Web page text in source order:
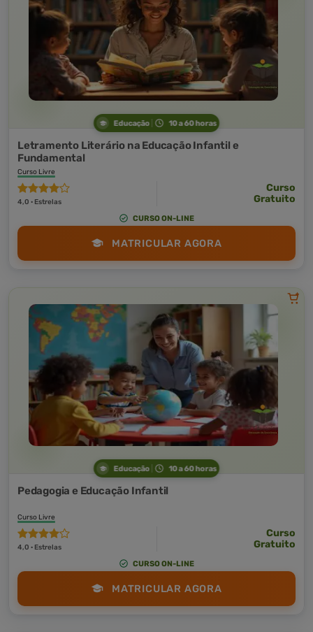
Educação 10 a 60 horas
Letramento Literário na Educação Infantil e
Fundamental
Curso Livre
4,0 · Estrelas
Curso
Gratuito
CURSO ON-LINE
MATRICULAR AGORA
Educação 10 a 60 horas
Pedagogia e Educação Infantil
Curso Livre
4,0 · Estrelas
Curso
Gratuito
CURSO ON-LINE
MATRICULAR AGORA